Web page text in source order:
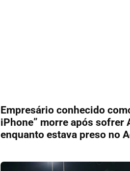
Empresário conhecido
iPhone” morre após sofrer
enquanto estava preso no